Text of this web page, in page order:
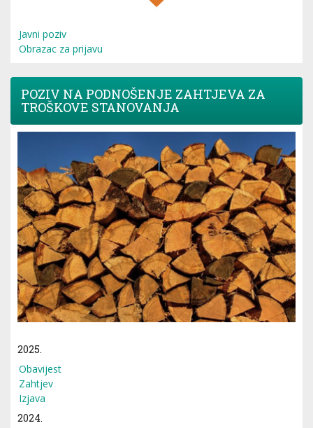
Javni poziv
Obrazac za prijavu
POZIV NA PODNOŠENJE ZAHTJEVA ZA
TROŠKOVE STANOVANJA
2025.
Obavijest
Zahtjev
Izjava
2024.